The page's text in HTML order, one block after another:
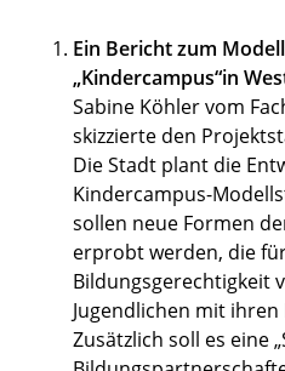
Ein Bericht zum
„Kindercampus“in
Sabine Köhler vom
skizzierte den
Die Stadt plant die
Kindercampus-
sollen neue Formen
erprobt werden, die
Bildungsgerechtigkeit
Jugendlichen mit
Zusätzlich soll es eine